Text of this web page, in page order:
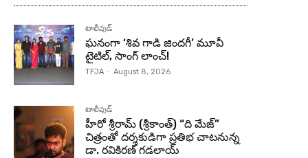
టాలీవుడ్
ఘనంగా ‘శివ గాడి జింద‌గీ’ మూవీ
టైటిల్, సాంగ్ లాంచ్!
TFJA - August 8, 2026
టాలీవుడ్
హీరో శ్రీరామ్ (శ్రీకాంత్) “ది మేజ్”
చిత్రంతో దర్శకుడిగా ప్రతిభ చాటనున్న
డా. రవికిరణ్ గడలాయ్